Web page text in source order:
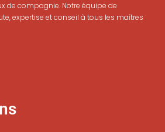
de compagnie. Notre équipe de
expertise et conseil à tous les maîtres